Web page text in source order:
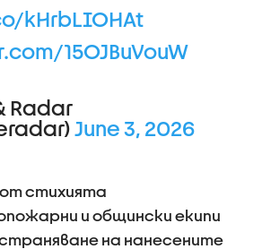
kHrbLIOHAt
15OJBuVouW
Radar
June 3, 2026
стихията
и общински екипи
на нанесените